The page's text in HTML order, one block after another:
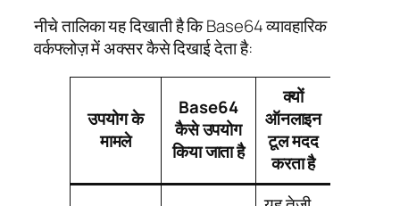
नीचे तालिका यह दिखाती है कि Base64 व्यावहारिक
वर्कफ्लोज़ में अक्सर कैसे दिखाई देता है:
उपयोग के
मामले
Base64
कैसे उपयोग
किया जाता है
क्यों
ऑनलाइन
टूल मदद
करता है